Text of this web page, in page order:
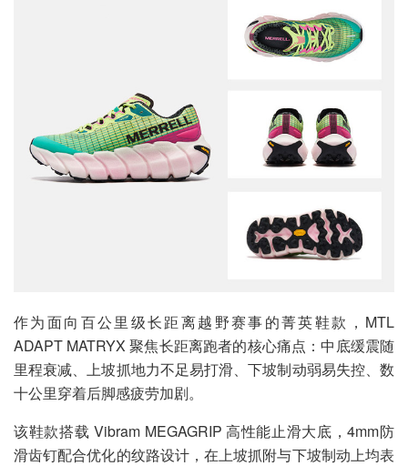
作为面向百公里级长距离越野赛事的菁英鞋款，MTL
ADAPT MATRYX 聚焦长距离跑者的核心痛点：中底缓震随
里程衰减、上坡抓地力不足易打滑、下坡制动弱易失控、数
十公里穿着后脚感疲劳加剧。
该鞋款搭载 Vibram MEGAGRIP 高性能止滑大底，4mm防
滑齿钉配合优化的纹路设计，在上坡抓附与下坡制动上均表